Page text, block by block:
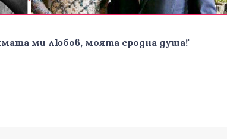
ми любов, моята сродна душа!"